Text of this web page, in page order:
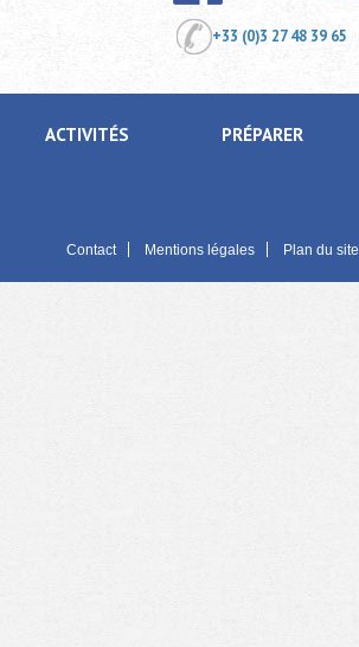
+33 (0)3 27 48 39 65
ACTIVITÉS PRÉPARER
Contact Mentions légales Plan du site